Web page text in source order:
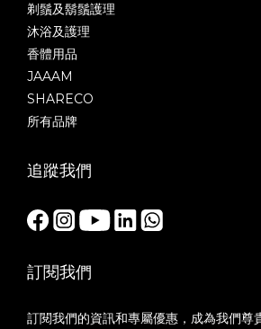
剃鬚及鬍鬚護理
沐浴及護理
香體用品
JAAAM
SHARECO
所有品牌
追蹤我們
訂閱我們
訂閱我們的資訊和專屬優惠，成為我們尊